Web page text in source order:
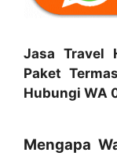
Jasa Travel
Paket
Hubungi WA
Mengapa